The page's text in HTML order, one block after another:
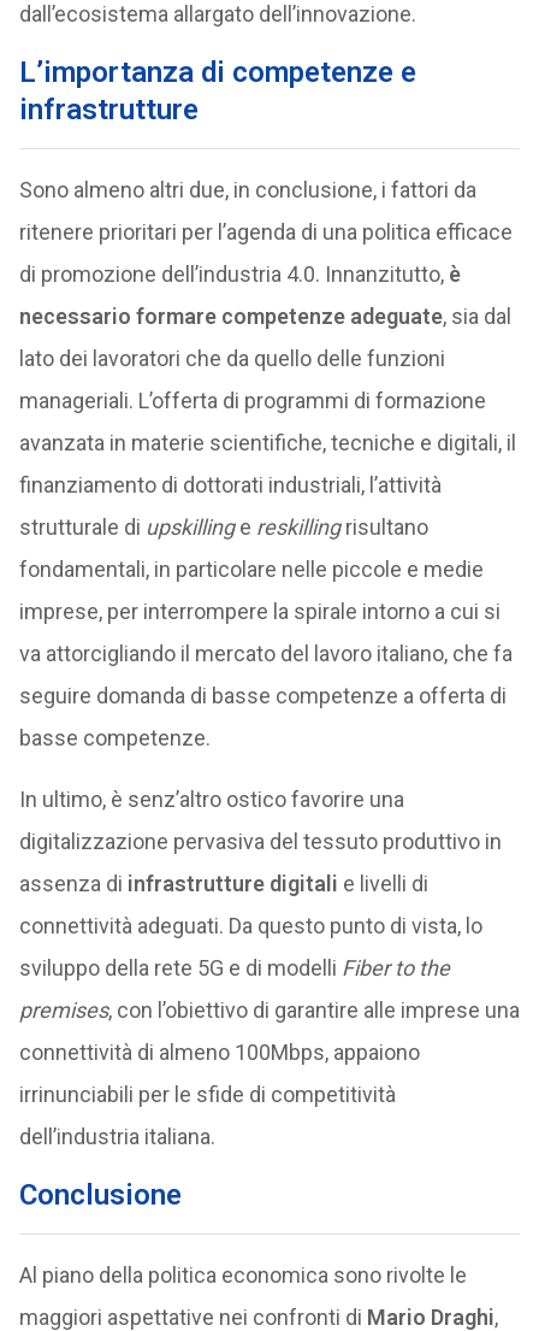
dall’ecosistema allargato dell’innovazione.
L’importanza di competenze e
infrastrutture
Sono almeno altri due, in conclusione, i fattori da
ritenere prioritari per l’agenda di una politica efficace
di promozione dell’industria 4.0. Innanzitutto, è
necessario formare competenze adeguate, sia dal
lato dei lavoratori che da quello delle funzioni
manageriali. L’offerta di programmi di formazione
avanzata in materie scientifiche, tecniche e digitali, il
finanziamento di dottorati industriali, l’attività
strutturale di upskillinge reskillingrisultano
fondamentali, in particolare nelle piccole e medie
imprese, per interrompere la spirale intorno a cui si
va attorcigliando il mercato del lavoro italiano, che fa
seguire domanda di basse competenze a offerta di
basse competenze.
In ultimo, è senz’altro ostico favorire una
digitalizzazione pervasiva del tessuto produttivo in
assenza di infrastrutture digitali e livelli di
connettività adeguati. Da questo punto di vista, lo
sviluppo della rete 5G e di modelli Fiber to the
premises, con l’obiettivo di garantire alle imprese una
connettività di almeno 100Mbps, appaiono
irrinunciabili per le sfide di competitività
dell’industria italiana.
Conclusione
Al piano della politica economica sono rivolte le
maggiori aspettative nei confronti di Mario Draghi,